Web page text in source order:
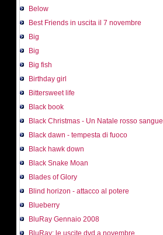
Below
Best Friends in uscita il 7 novembre
Big
Big
Big fish
Birthday girl
Bittersweet life
Black book
Black Christmas - Un Natale rosso sangue
Black dawn - tempesta di fuoco
Black hawk down
Black Snake Moan
Blades of Glory
Blind horizon - attacco al potere
Blueberry
BluRay Gennaio 2008
BluRay: le uscite dvd a novembre